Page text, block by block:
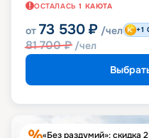
ОСТАЛАСЬ 1 КАЮТА
от 73 530 ₽ /чел
81 700₽ /чел
+1
«Без раздумий»: скидка